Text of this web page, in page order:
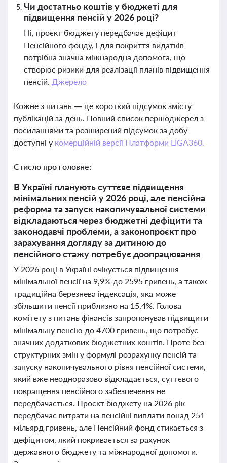
Чи достатньо коштів у бюджеті для
підвищення пенсій у 2026 році?
Ні, проєкт бюджету передбачає дефіцит
Пенсійного фонду, і для покриття видатків
потрібна значна міжнародна допомога, що
створює ризики для реалізації планів підвищення
пенсій. Джерело
Кожне з питань — це короткий підсумок змісту
публікацій за день. Повний список першоджерел з
посиланнями та розширений підсумок за добу
доступні у комерційній версії Платформи LIGA360.
Стисло про головне:
В Україні планують суттєве підвищення
мінімальних пенсій у 2026 році, але пенсійна
реформа та запуск накопичувальної системи
відкладаються через бюджетні дефіцити та
законодавчі проблеми, а законопроєкт про
зарахування догляду за дитиною до
пенсійного стажу потребує доопрацювання
У 2026 році в Україні очікується підвищення
мінімальної пенсії на 9,9% до 2595 гривень, а також
традиційна березнева індексація, яка може
збільшити пенсії приблизно на 15,4%. Голова
комітету з питань фінансів запропонував підвищити
мінімальну пенсію до 4700 гривень, що потребує
значних додаткових бюджетних коштів. Проте без
структурних змін у формулі розрахунку пенсій та
запуску накопичувального рівня пенсійної системи,
який вже неодноразово відкладається, суттєвого
покращення пенсійного забезпечення не
передбачається. Проєкт бюджету на 2026 рік
передбачає витрати на пенсійні виплати понад 251
мільярд гривень, але Пенсійний фонд стикається з
дефіцитом, який покривається за рахунок
державного бюджету та міжнародної допомоги.